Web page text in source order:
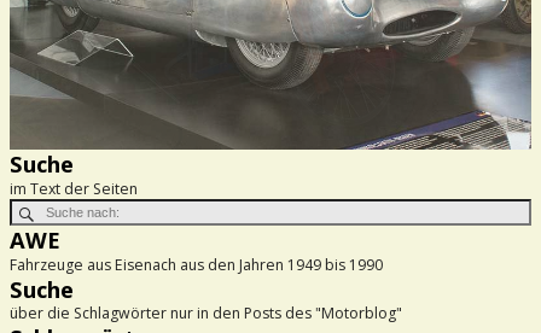
Suche
im Text der Seiten
AWE
Fahrzeuge aus Eisenach aus den Jahren 1949 bis 1990
Suche
über die Schlagwörter nur in den Posts des "Motorblog"